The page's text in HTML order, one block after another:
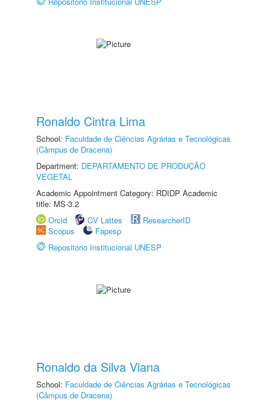
Ronaldo Cintra Lima
School: Faculdade de Ciências Agrárias e Tecnológicas
(Câmpus de Dracena)
Department: DEPARTAMENTO DE PRODUÇÃO
VEGETAL
Academic Appointment Category: RDIDP Academic
title: MS-3.2
Orcid
CV Lattes
ResearcherID
Scopus
Fapesp
Repositório Institucional UNESP
Ronaldo da Silva Viana
School: Faculdade de Ciências Agrárias e Tecnológicas
(Câmpus de Dracena)